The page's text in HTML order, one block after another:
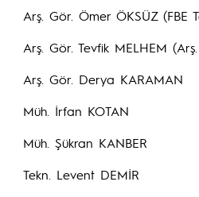
Arş. Gör. Ömer ÖKSÜZ (FBE
Arş. Gör. Tevfik MELHEM
Arş. Gör. Derya KARAMAN
Müh. İrfan KOTAN
Müh. Şükran KANBER
Tekn. Levent DEMİR